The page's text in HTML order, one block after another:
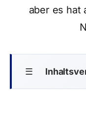
aber es hat
☰